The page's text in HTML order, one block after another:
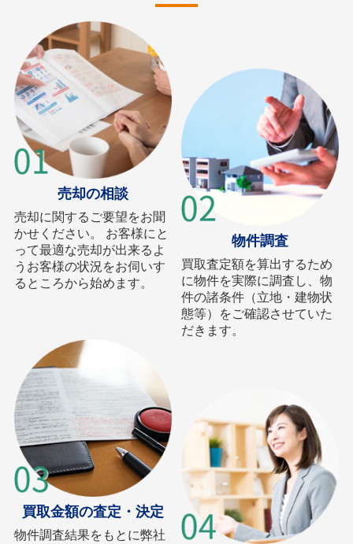
売却の相談
売却に関するご要望をお聞
かせください。 お客様にと
って最適な売却が出来るよ
うお客様の状況をお伺いす
るところから始めます。
物件調査
買取査定額を算出するため
に物件を実際に調査し、物
件の諸条件（立地・建物状
態等）をご確認させていた
だきます。
買取金額の査定・決定
物件調査結果をもとに弊社